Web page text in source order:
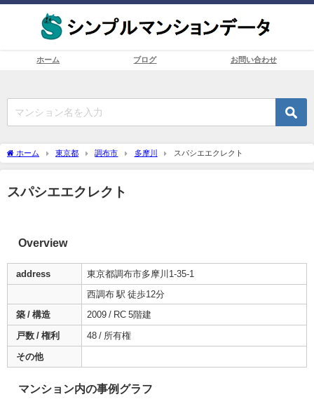
ホーム ブログ お問い合わせ
ホーム 東京都 調布市 多摩川 スパシエエクレクト
スパシエエクレクト
Overview
address 東京都調布市多摩川1-35-1
西調布 駅 徒歩12分
築 / 構造 2009 / RC 5階建
戸数 / 権利 48 / 所有権
その他
マンション内の事例グラフ